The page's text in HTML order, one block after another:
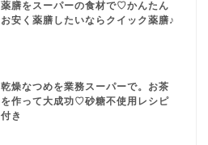
薬膳をスーパーの食材で♡かんたん
お安く薬膳したいならクイック薬膳♪
乾燥なつめを業務スーパーで。お茶
を作って大成功♡砂糖不使用レシピ
付き